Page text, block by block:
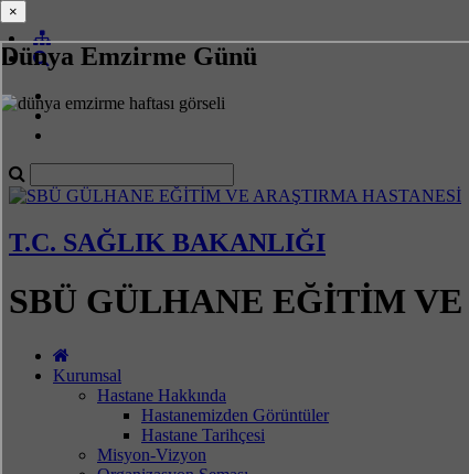
Dünya Emzirme Günü
T.C. SAĞLIK BAKANLIĞI
SBÜ GÜLHANE EĞİTİM
Kurumsal
Hastane Hakkında
Hastanemizden Görüntüler
Hastane Tarihçesi
Misyon-Vizyon
×